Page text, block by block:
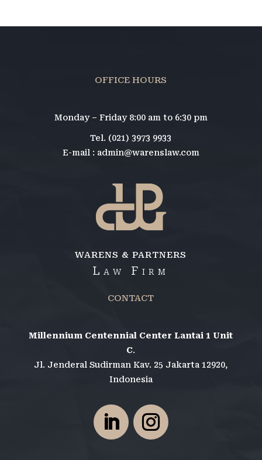
OFFICE HOURS
Monday – Friday 8:00 am to 6:30 pm
Tel. (021) 3973 9933
E-mail : admin@warenslaw.com
WARENS & PARTNERS
Law Firm
CONTACT
Millennium Centennial Center Lantai 1 Unit
C.
Jl. Jenderal Sudirman Kav. 25 Jakarta 12920,
Indonesia